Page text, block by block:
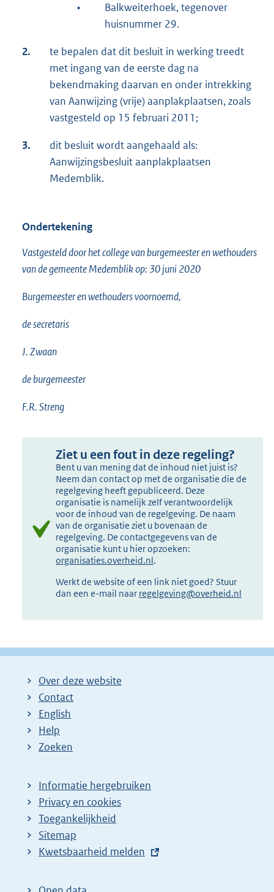
•
Balkweiterhoek, tegenover
huisnummer 29.
2.
te bepalen dat dit besluit in werking treedt
met ingang van de eerste dag na
bekendmaking daarvan en onder intrekking
van Aanwijzing (vrije) aanplakplaatsen, zoals
vastgesteld op 15 februari 2011;
3.
dit besluit wordt aangehaald als:
Aanwijzingsbesluit aanplakplaatsen
Medemblik.
Ondertekening
Vastgesteld door het college van burgemeester en wethouders
van de gemeente Medemblik op: 30 juni 2020
Burgemeester en wethouders voornoemd,
de secretaris
J. Zwaan
de burgemeester
F.R. Streng
Ziet u een fout in deze regeling?
Bent u van mening dat de inhoud niet juist is?
Neem dan contact op met de organisatie die de
regelgeving heeft gepubliceerd. Deze
organisatie is namelijk zelf verantwoordelijk
voor de inhoud van de regelgeving. De naam
van de organisatie ziet u bovenaan de
regelgeving. De contactgegevens van de
organisatie kunt u hier opzoeken:
organisaties.overheid.nl.
Werkt de website of een link niet goed? Stuur
dan een e-mail naar regelgeving@overheid.nl
Over deze website
Contact
English
Help
Zoeken
Informatie hergebruiken
Privacy en cookies
Toegankelijkheid
Sitemap
E
t
Kwetsbaarheid melden